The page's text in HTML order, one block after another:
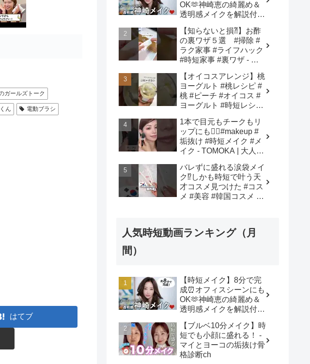
ガールズトーク
ん 電動ブラシ
はてブ
OK🫶神崎恵の綺麗め＆
透明感メイクを解説付き
恵 / Megumi Kanzaki
【知らないと損⁈】お酢
の裏ワザ５選 #掃除 #
ラク家事 #ライフハック
#時短家事 #裏ワザ - さ
ラク家事ハック
【オイコスアレンジ】桃
ヨーグルト #桃レシピ #
桃 #ピーチ #オイコス #
ヨーグルト #時短レシピ
作り #おやつ #簡単レシ
ピ #sweets #shorts - ぶ
どう農家cooking(BOTTA
SWEETS)
1本で目元もチークもリ
ップにも❤️‍🔥#makeup #
垢抜け #時短メイク #メ
イク - TOMOKA | 大人の
バレずに盛れる涙袋メイ
ク⁉︎しかも時短で叶う天
才コスメ見つけた #コス
メ #美容 #韓国コスメ #
人気時短動画ランキング（月
間）
【時短メイク】8分で完
成⏰オフィスシーンにも
OK🫶神崎恵の綺麗め＆
透明感メイクを解説付き
恵 / Megumi Kanzaki
【ブルベ10分メイク】時
短でも小顔に盛れる！ -
マイとヨーコの垢抜け骨
格診断ch